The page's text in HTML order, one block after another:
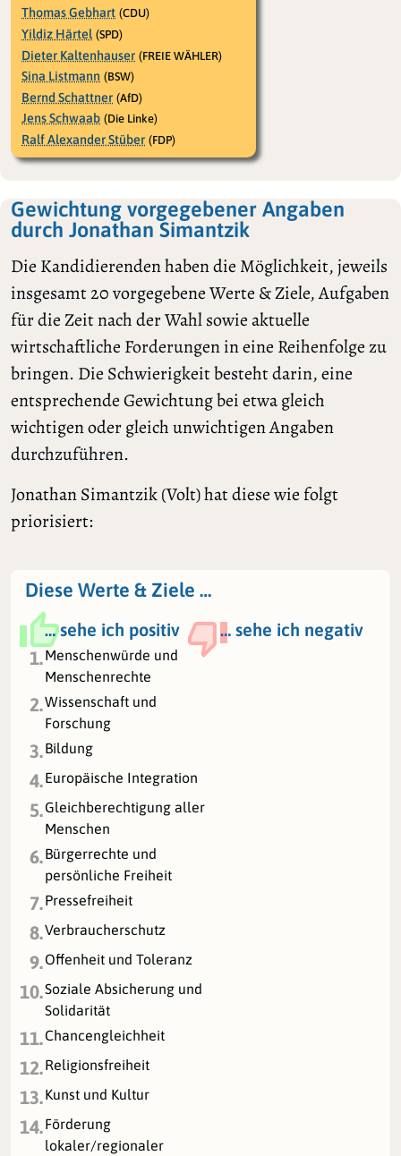
Thomas Gebhart (CDU)
Yildiz Härtel (SPD)
Dieter Kaltenhauser (FREIE WÄHLER)
Sina Listmann (BSW)
Bernd Schattner (AfD)
Jens Schwaab (Die Linke)
Ralf Alexander Stüber (FDP)
Gewichtung vorgegebener Angaben
durch Jonathan Simantzik
Die Kandidierenden haben die Möglichkeit, jeweils
insgesamt 20 vorgegebene Werte & Ziele, Aufgaben
für die Zeit nach der Wahl sowie aktuelle
wirtschaftliche Forderungen in eine Reihenfolge zu
bringen. Die Schwierigkeit besteht darin, eine
entsprechende Gewichtung bei etwa gleich
wichtigen oder gleich unwichtigen Angaben
durchzuführen.
Jonathan Simantzik (Volt) hat diese wie folgt
priorisiert:
Diese Werte & Ziele …
… sehe ich positiv
… sehe ich negativ
1.Menschenwürde und
Menschenrechte
2.Wissenschaft und
Forschung
3.Bildung
4.Europäische Integration
5.Gleichberechtigung aller
Menschen
6.Bürgerrechte und
persönliche Freiheit
7.Pressefreiheit
8.Verbraucherschutz
9.Offenheit und Toleranz
10.Soziale Absicherung und
Solidarität
11.Chancengleichheit
12.Religionsfreiheit
13.Kunst und Kultur
14.Förderung
lokaler/regionaler